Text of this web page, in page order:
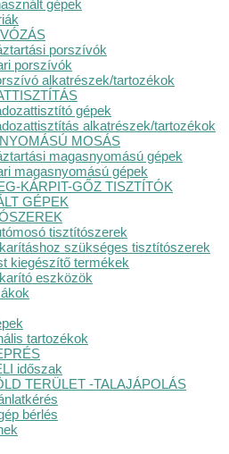
gépek
porszívók
porszívók
alkatrészek/tartozékok
gépek
alkatrészek/tartozékok
MOSÁS
magasnyomású gépek
magasnyomású gépek
KÁRPIT-GŐZ TISZTÍTÓK
GÉPEK
tisztítószerek
szükséges tisztítószerek
kiegészítő termékek
eszközök
tartozékok
időszak
TERÜLET -TALAJÁPOLÁS
bérlés